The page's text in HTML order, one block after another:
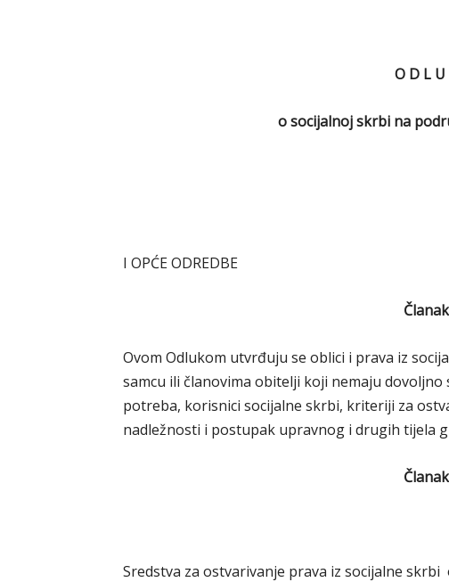
O D L U
o socijalnoj skrbi na
I OPĆE ODREDBE
Ovom Odlukom utvrđuju se oblici i prava iz
samcu ili članovima obitelji koji nemaju
potreba, korisnici socijalne skrbi, kriteriji za
nadležnosti i postupak upravnog i drugih tijela
Sredstva za ostvarivanje prava iz socijalne